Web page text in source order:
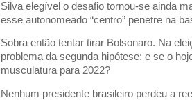
Silva elegível o desafio tornou-se ainda
esse autonomeado “centro” penetre na
Sobra então tentar tirar Bolsonaro. Na
problema da segunda hipótese: e se o
musculatura para 2022?
Nenhum presidente brasileiro perdeu a